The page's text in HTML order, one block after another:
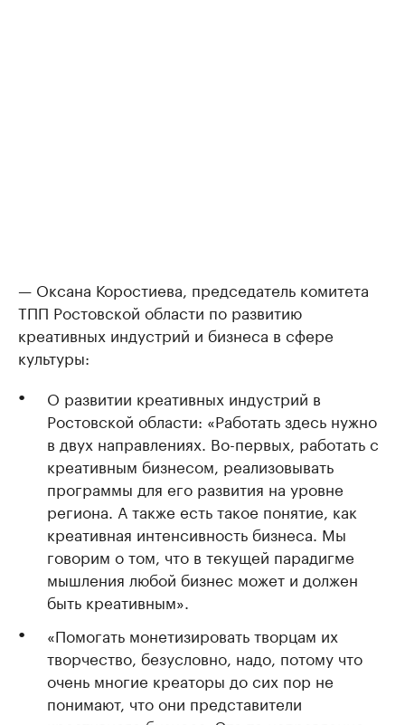
— Оксана Коростиева, председатель комитета
ТПП Ростовской области по развитию
креативных индустрий и бизнеса в сфере
культуры:
О развитии креативных индустрий в
Ростовской области: «Работать здесь нужно
в двух направлениях. Во-первых, работать с
креативным бизнесом, реализовывать
программы для его развития на уровне
региона. А также есть такое понятие, как
креативная интенсивность бизнеса. Мы
говорим о том, что в текущей парадигме
мышления любой бизнес может и должен
быть креативным».
«Помогать монетизировать творцам их
творчество, безусловно, надо, потому что
очень многие креаторы до сих пор не
понимают, что они представители